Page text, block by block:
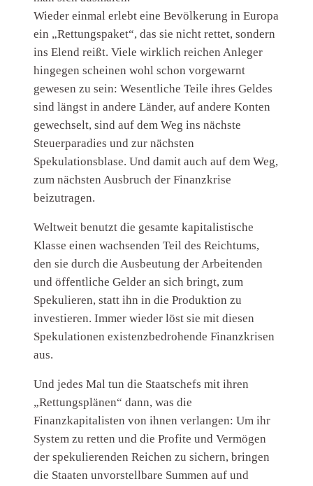
Wieder einmal erlebt eine Bevölkerung in Europa
ein „Rettungspaket“, das sie nicht rettet, sondern
ins Elend reißt. Viele wirklich reichen Anleger
hingegen scheinen wohl schon vorgewarnt
gewesen zu sein: Wesentliche Teile ihres Geldes
sind längst in andere Länder, auf andere Konten
gewechselt, sind auf dem Weg ins nächste
Steuerparadies und zur nächsten
Spekulationsblase. Und damit auch auf dem Weg,
zum nächsten Ausbruch der Finanzkrise
beizutragen.
Weltweit benutzt die gesamte kapitalistische
Klasse einen wachsenden Teil des Reichtums,
den sie durch die Ausbeutung der Arbeitenden
und öffentliche Gelder an sich bringt, zum
Spekulieren, statt ihn in die Produktion zu
investieren. Immer wieder löst sie mit diesen
Spekulationen existenzbedrohende Finanzkrisen
aus.
Und jedes Mal tun die Staatschefs mit ihren
„Rettungsplänen“ dann, was die
Finanzkapitalisten von ihnen verlangen: Um ihr
System zu retten und die Profite und Vermögen
der spekulierenden Reichen zu sichern, bringen
die Staaten unvorstellbare Summen auf und